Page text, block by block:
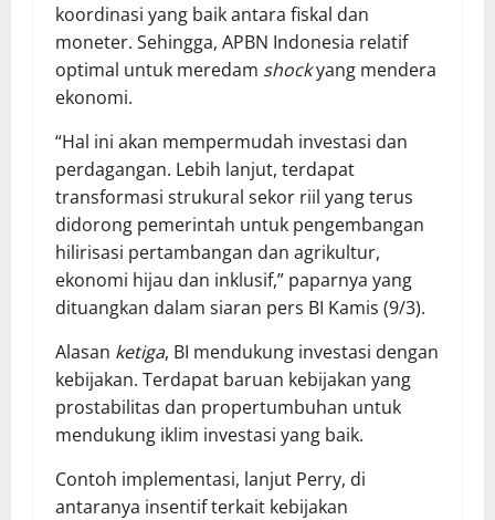
koordinasi yang baik antara fiskal dan
moneter. Sehingga, APBN Indonesia relatif
optimal untuk meredam shockyang mendera
ekonomi.
“Hal ini akan mempermudah investasi dan
perdagangan. Lebih lanjut, terdapat
transformasi strukural sekor riil yang terus
didorong pemerintah untuk pengembangan
hilirisasi pertambangan dan agrikultur,
ekonomi hijau dan inklusif,” paparnya yang
dituangkan dalam siaran pers BI Kamis (9/3).
Alasan ketiga, BI mendukung investasi dengan
kebijakan. Terdapat baruan kebijakan yang
prostabilitas dan propertumbuhan untuk
mendukung iklim investasi yang baik.
Contoh implementasi, lanjut Perry, di
antaranya insentif terkait kebijakan